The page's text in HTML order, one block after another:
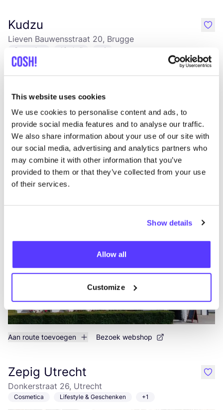
This website uses cookies
We use cookies to personalise content and ads, to
provide social media features and to analyse our traffic.
We also share information about your use of our site with
our social media, advertising and analytics partners who
may combine it with other information that you’ve
provided to them or that they’ve collected from your use
of their services.
Show details
Allow all
Customize
Kudzu
Lieven Bauwensstraat 20, Brugge
Cosmetica Afvalvrij +4
Aan route toevoegen Bezoek webshop
like
Aan route toevoegen Bezoek webshop
like
Zepig Utrecht
Donkerstraat 26, Utrecht
Cosmetica Lifestyle & Geschenken +1
like